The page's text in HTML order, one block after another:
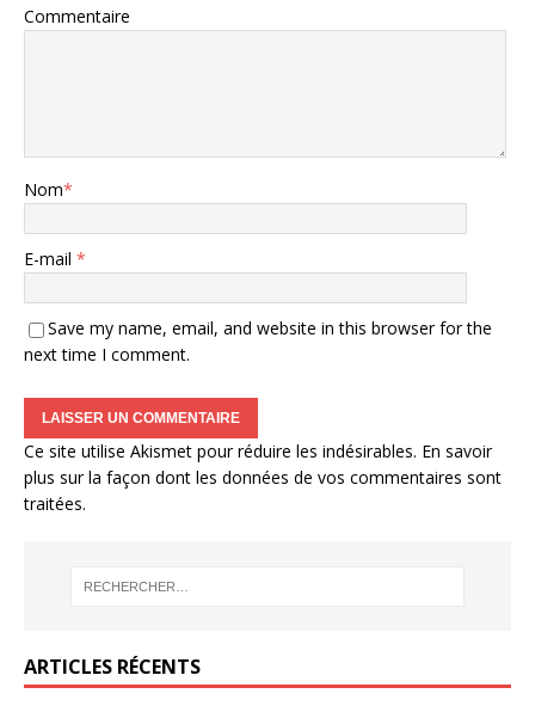
Commentaire
Nom*
E-mail *
Save my name, email, and website in this browser for the
next time I comment.
Ce site utilise Akismet pour réduire les indésirables. En savoir
plus sur la façon dont les données de vos commentaires sont
traitées.
ARTICLES RÉCENTS